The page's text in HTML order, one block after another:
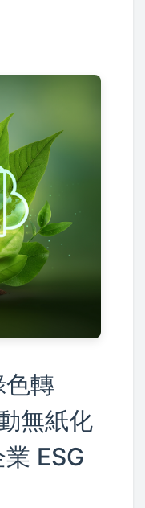
轉
無紙化
ESG